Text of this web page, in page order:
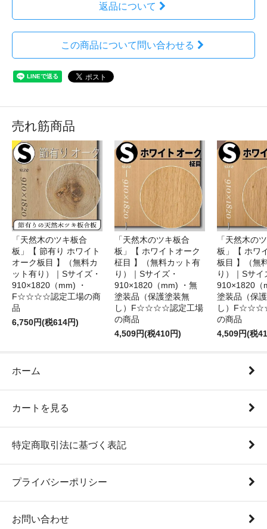
返品について
この商品について問い合わせる
売れ筋商品
「天然木のツキ板合
板」【 節有り ホワイト
オーク板目 】（無料カ
ット有り）｜Sサイズ・
910×1820（mm) ・
F☆☆☆☆認定工場の商
品
6,750円(税614円)
「天然木のツキ板合
板」【 ホワイトオーク
柾目 】（無料カット有
り）｜Sサイズ・
910×1820（mm) ・無
塗装品（保護塗装無
し）F☆☆☆☆認定工場
の商品
4,509円(税410円)
「天然木の
板」【 ホワ
板目 】（無
り）｜Sサイ
910×1820（
塗装品（保
し）
の商品
4,509円(税
ホーム
カートを見る
特定商取引法に基づく表記
プライバシーポリシー
お問い合わせ